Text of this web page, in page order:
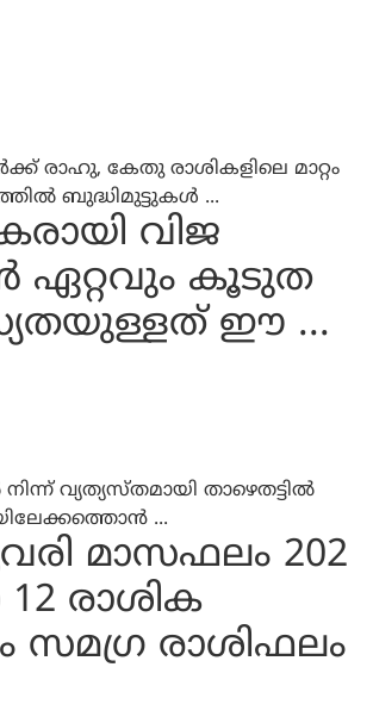
രാഹു, കേതു രാശികളിലെ മാറ്റം
ബുദ്ധിമുട്ടുകള്‍ ...
വിജ
ഏറ്റവും കൂടുത
ഈ ...
നിന്ന് വ്യത്യസ്തമായി താഴെതട്ടില്‍
...
മാസഫലം 202
12 രാശിക
സമഗ്ര രാശിഫലം